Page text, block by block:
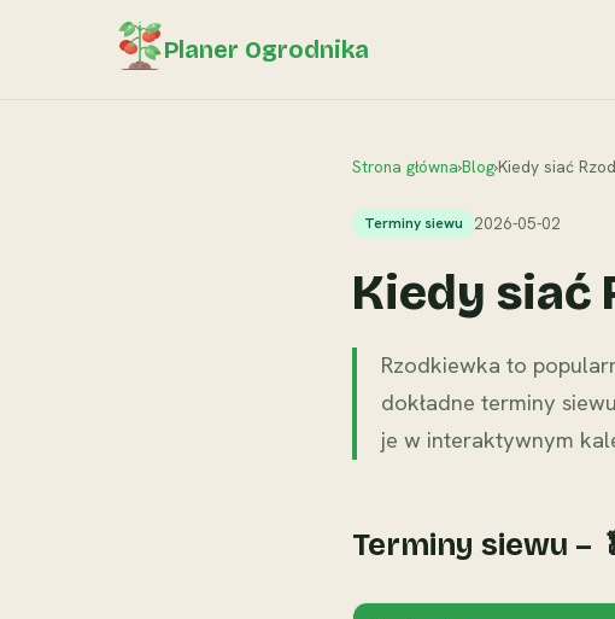
Planer Ogrodnika
Strona główna›Blog›Kiedy siać
Terminy siewu 2026-05-02
Kiedy siać
Rzodkiewka to
dokładne terminy
je w interaktywnym
Terminy siewu –